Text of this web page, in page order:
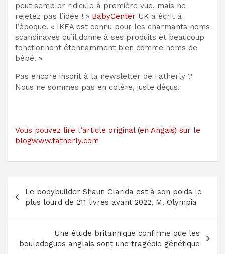
peut sembler ridicule à première vue, mais ne
rejetez pas l’idée ! » BabyCenter UK a écrit à
l’époque. « IKEA est connu pour les charmants noms
scandinaves qu’il donne à ses produits et beaucoup
fonctionnent étonnamment bien comme noms de
bébé. »
Pas encore inscrit à la newsletter de Fatherly ?
Nous ne sommes pas en colère, juste déçus.
Vous pouvez lire l’article original (en Angais) sur le
blogwww.fatherly.com
de
l’article
Le bodybuilder Shaun Clarida est à son poids le
plus lourd de 211 livres avant 2022, M. Olympia
Une étude britannique confirme que les
bouledogues anglais sont une tragédie génétique